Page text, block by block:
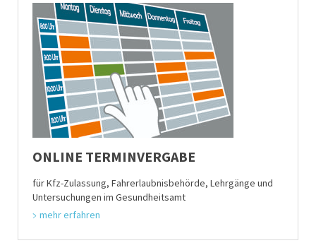
ONLINE TERMINVERGABE
für Kfz-Zulassung, Fahrerlaubnisbehörde, Lehrgänge und
Untersuchungen im Gesundheitsamt
mehr erfahren